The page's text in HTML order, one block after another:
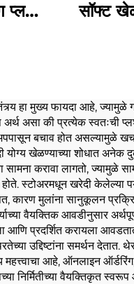
प्लश
सॉफ्ट
हा मुख्य फायदा आहे,
अर्थ असा की प्रत्येक स्वतःची
बचाव होत असल्यामुळे
खेळण्याच्या शोधात अनेक
करावा लागतो, ज्यामुळे
होते. स्टोअरमधून खरेदी केलेल्या
मुलांना सानुकूलन
वैयक्तिक आवडीनुसार
आणि प्रदर्शित करायला
उद्दिष्टांना समर्थन देतात.
आहे, ऑनलाइन
निर्मितीच्या वैयक्तिकृत